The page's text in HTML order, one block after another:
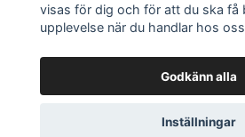
© 2026 Living by
visas för dig och för att du ska få
upplevelse när du handlar hos
Godkänn alla
Inställningar